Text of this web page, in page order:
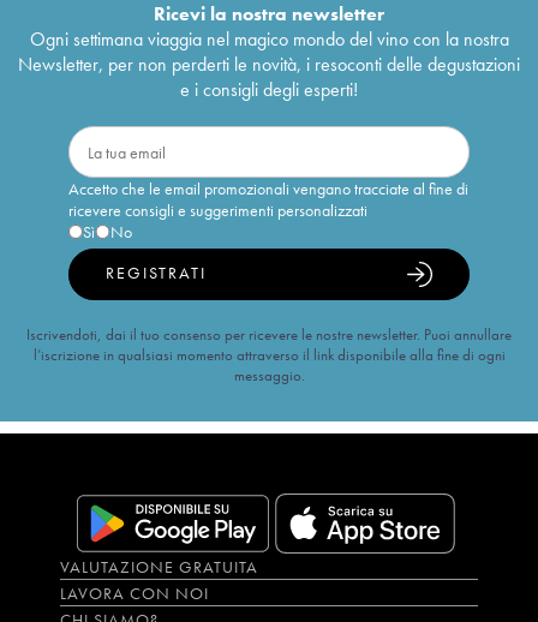
Ricevi la nostra newsletter
Ogni settimana viaggia nel magico mondo del vino con la nostra
Newsletter, per non perderti le novità, i resoconti delle degustazioni
e i consigli degli esperti!
Accetto che le email promozionali vengano tracciate al fine di
ricevere consigli e suggerimenti personalizzati
Sì
No
REGISTRATI
Iscrivendoti, dai il tuo consenso per ricevere le nostre newsletter. Puoi annullare
l’iscrizione in qualsiasi momento attraverso il link disponibile alla fine di ogni
messaggio.
VALUTAZIONE GRATUITA
LAVORA CON NOI